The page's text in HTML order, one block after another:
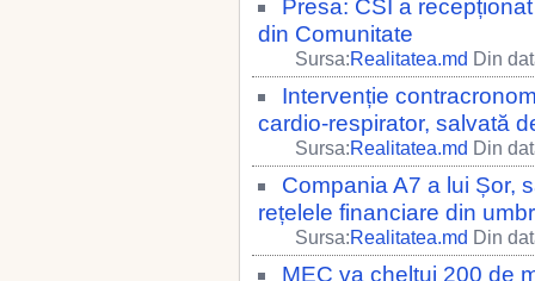
Presa: CSI a
din Comunitate
Sursa:Realitatea.md Din
Intervenție
cardio-respirator, salvată
Sursa:Realitatea.md Din
Compania A7 a lui Șor,
rețelele financiare din
Sursa:Realitatea.md Din
MEC va cheltui 200 de